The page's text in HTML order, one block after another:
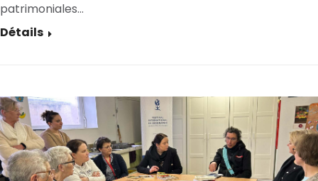
patrimoniales…
Détails